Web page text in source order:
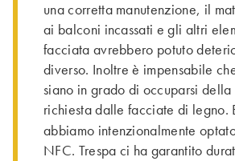
una corretta manutenzione, il
ai balconi incassati e gli altri
facciata avrebbero potuto
diverso. Inoltre è impensabile
siano in grado di occuparsi della
richiesta dalle facciate di legno.
abbiamo intenzionalmente
NFC. Trespa ci ha garantito